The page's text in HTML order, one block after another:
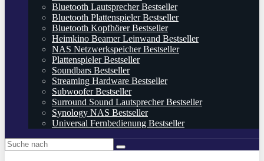
Bluetooth Lautsprecher Bestseller
Bluetooth Plattenspieler Bestseller
Bluetooth Kopfhörer Bestseller
Heimkino Beamer Leinwand Bestseller
NAS Netzwerkspeicher Bestseller
Plattenspieler Bestseller
Soundbars Bestseller
Streaming Hardware Bestseller
Subwoofer Bestseller
Surround Sound Lautsprecher Bestseller
Synology NAS Bestseller
Universal Fernbedienung Bestseller